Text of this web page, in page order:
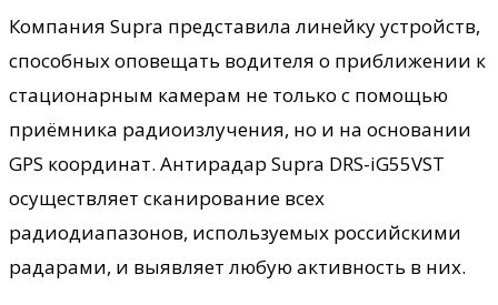
Компания Supra представила линейку устройств,
способных оповещать водителя о приближении к
стационарным камерам не только с помощью
приёмника радиоизлучения, но и на основании
GPS координат. Антирадар Supra DRS-iG55VST
осуществляет сканирование всех
радиодиапазонов, используемых российскими
радарами, и выявляет любую активность в них.